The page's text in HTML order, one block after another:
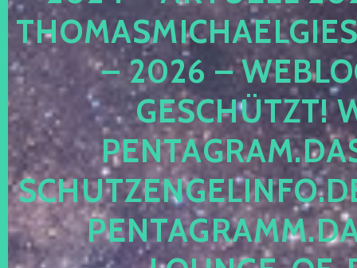
– 2026 –
ESCHÜTZT!